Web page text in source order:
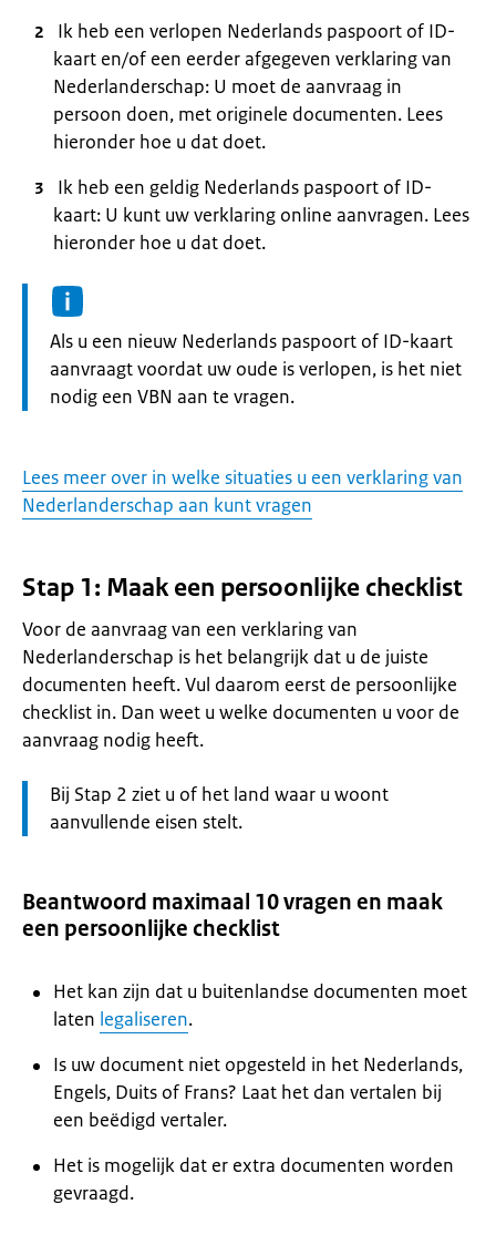
Ik heb een verlopen Nederlands paspoort of ID-
kaart en/of een eerder afgegeven verklaring van
Nederlanderschap: U moet de aanvraag in
persoon doen, met originele documenten. Lees
hieronder hoe u dat doet.
Ik heb een geldig Nederlands paspoort of ID-
kaart: U kunt uw verklaring online aanvragen. Lees
hieronder hoe u dat doet.
Informatie:
Als u een nieuw Nederlands paspoort of ID-kaart
aanvraagt voordat uw oude is verlopen, is het niet
nodig een VBN aan te vragen.
Lees meer over in welke situaties u een verklaring van
Nederlanderschap aan kunt vragen
Stap 1: Maak een persoonlijke checklist
Voor de aanvraag van een verklaring van
Nederlanderschap is het belangrijk dat u de juiste
documenten heeft. Vul daarom eerst de persoonlijke
checklist in. Dan weet u welke documenten u voor de
aanvraag nodig heeft.
Let
op:
Bij Stap 2 ziet u of het land waar u woont
aanvullende eisen stelt.
Beantwoord maximaal 10 vragen en maak
een persoonlijke checklist
Het kan zijn dat u buitenlandse documenten moet
laten legaliseren.
Is uw document niet opgesteld in het Nederlands,
Engels, Duits of Frans? Laat het dan vertalen bij
een beëdigd vertaler.
Het is mogelijk dat er extra documenten worden
gevraagd.